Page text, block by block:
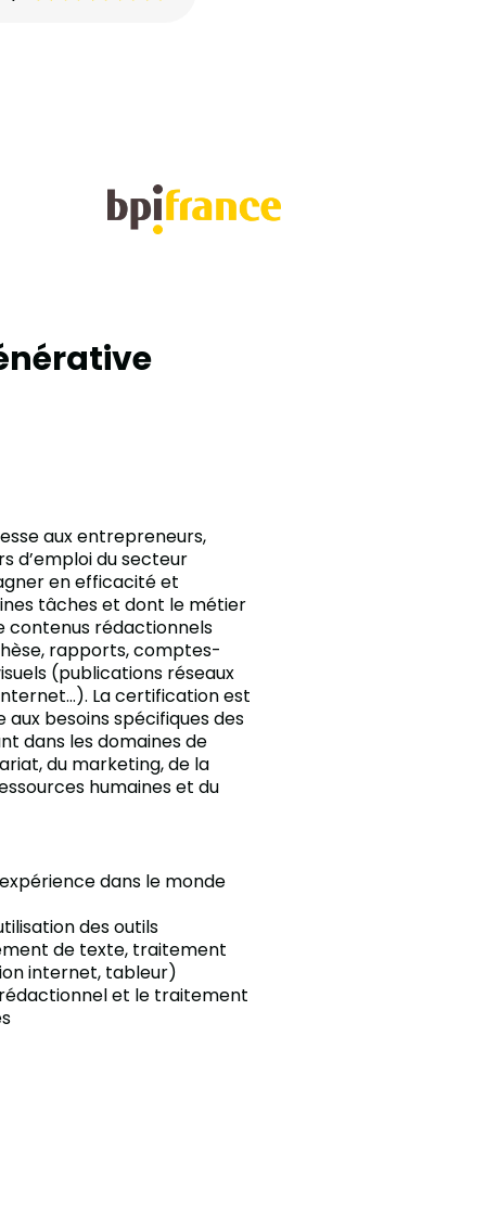
aux entrepreneurs,
d’emploi du secteur
en efficacité et
tâches et dont le métier
contenus rédactionnels
rapports, comptes-
(publications réseaux
La certification est
besoins spécifiques des
dans les domaines de
du marketing, de la
humaines et du
dans le monde
des outils
de texte, traitement
internet, tableur)
rédactionnel et le traitement